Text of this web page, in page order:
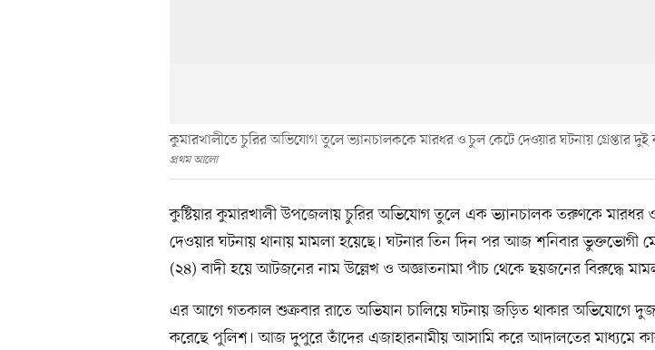
কুমারখালীতে চুরির অভিযোগ তুলে ভ্যানচালককে মারধর ও চুল কেটে দেওয়ার ঘটনায় গ্রেপ্তার দুই
প্রথম আলো
কুষ্টিয়ার কুমারখালী উপজেলায় চুরির অভিযোগ তুলে এক ভ্যানচালক তরুণকে মারধর
দেওয়ার ঘটনায় থানায় মামলা হয়েছে। ঘটনার তিন দিন পর আজ শনিবার ভুক্তভোগী
(২৪) বাদী হয়ে আটজনের নাম উল্লেখ ও অজ্ঞাতনামা পাঁচ থেকে ছয়জনের বিরুদ্ধে
এর আগে গতকাল শুক্রবার রাতে অভিযান চালিয়ে ঘটনায় জড়িত থাকার অভিযোগে
করেছে পুলিশ। আজ দুপুরে তাঁদের এজাহারনামীয় আসামি করে আদালতের মাধ্যমে